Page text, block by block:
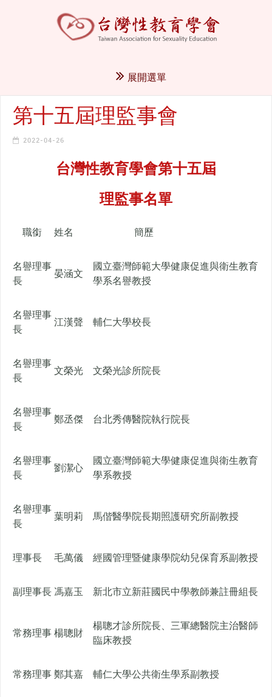
展開選單
第十五屆理監事會
2022-04-26
台灣性教育學會第十五屆
理監事名單
職銜 姓名 簡歷
名譽理事
長
晏涵文
國立臺灣師範大學健康促進與衛生教育
學系名譽教授
名譽理事
長
江漢聲 輔仁大學校長
名譽理事
長
文榮光 文榮光診所院長
名譽理事
長
鄭丞傑 台北秀傳醫院執行院長
名譽理事
長
劉潔心
國立臺灣師範大學健康促進與衛生教育
學系教授
名譽理事
長
葉明莉 馬偕醫學院長期照護研究所副教授
理事長 毛萬儀 經國管理暨健康學院幼兒保育系副教授
副理事長 馮嘉玉 新北市立新莊國民中學教師兼註冊組長
常務理事 楊聰財
楊聰才診所院長、三軍總醫院主治醫師
臨床教授
常務理事 鄭其嘉 輔仁大學公共衛生學系副教授